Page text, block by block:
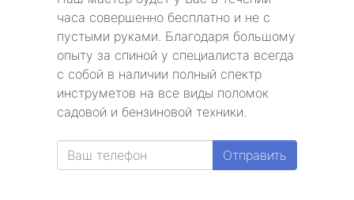
часа совершенно бесплатно и не с
пустыми руками. Благодаря большому
опыту за спиной у специалиста всегда
с собой в наличии полный спектр
инструметов на все виды поломок
садовой и бензиновой техники.
Отправить